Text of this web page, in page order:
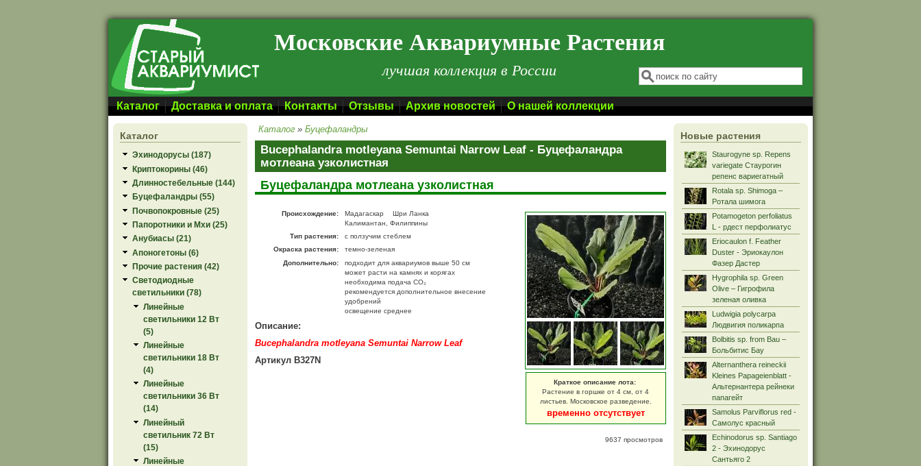
Перейти к основному содержанию Московские Аквариумные Растения
лучшая коллекция в России Форма поиска
Поиск
Каталог Доставка и оплата Контакты Отзывы Архив новостей О нашей коллекции
Каталог
Эхинодорусы (187)
Криптокорины (46)
Длинностебельные (144)
Буцефаландры (55)
Почвопокровные (25)
Папоротники и Мхи (25)
Анубиасы (21)
Апоногетоны (6)
Прочие растения (42)
Светодиодные
светильники (78)
Линейные
светильники 12 Вт
(5)
Линейные
светильники 18 Вт
(4)
Линейные
светильники 36 Вт
(14)
Линейный
светильник 72 Вт
(15)
Линейные
Каталог »Буцефаландры
Bucephalandra motleyana Semuntai Narrow Leaf - Буцефаландра
мотлеана узколистная
Буцефаландра мотлеана узколистная
Краткое описание лота:
Растение в горшке от 4 см, от 4
листьев. Московское разведение.
временно отсутствует
Происхождение: Мадагаскар
Шри Ланка
Калимантан, Филиппины
Тип растения:
с ползучим стеблем
Окраска растения:
темно-зеленая
Дополнительно:
подходит для аквариумов выше 50 см
может расти на камнях и корягах
необходима подача CO₂
рекомендуется дополнительное внесение
удобрений
освещение среднее
Описание:
Bucephalandra motleyana Semuntai Narrow Leaf
Артикул B327N
9637 просмотров
Новые растения
Staurogyne sp. Repens
variegate Стаурогин
репенс вариегатный
Rotala sp. Shimoga –
Ротала шимога
Potamogeton perfoliatus
L - рдест перфолиатус
Eriocaulon f. Feather
Duster - Эриокаулон
Фазер Дастер
Hygrophila sp. Green
Olive – Гигрофила
зеленая оливка
Ludwigia polycarpa
Людвигия поликарпа
Bolbitis sp. from Bau –
Больбитис Бау
Alternanthera reineckii
Kleines Papageienblatt -
Альтернантера рейнеки
папагейт
Samolus Parviflorus red -
Самолус красный
Echinodorus sp. Santiago
2 - Эхинодорус
Сантьяго 2